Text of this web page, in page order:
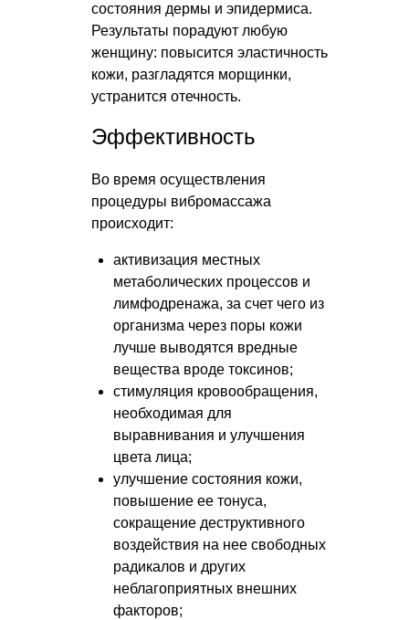
состояния дермы и эпидермиса.
Результаты порадуют любую
женщину: повысится эластичность
кожи, разгладятся морщинки,
устранится отечность.
Эффективность
Во время осуществления
процедуры вибромассажа
происходит:
активизация местных
метаболических процессов и
лимфодренажа, за счет чего из
организма через поры кожи
лучше выводятся вредные
вещества вроде токсинов;
стимуляция кровообращения,
необходимая для
выравнивания и улучшения
цвета лица;
улучшение состояния кожи,
повышение ее тонуса,
сокращение деструктивного
воздействия на нее свободных
радикалов и других
неблагоприятных внешних
факторов;